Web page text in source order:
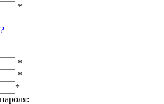
*
*
*
*